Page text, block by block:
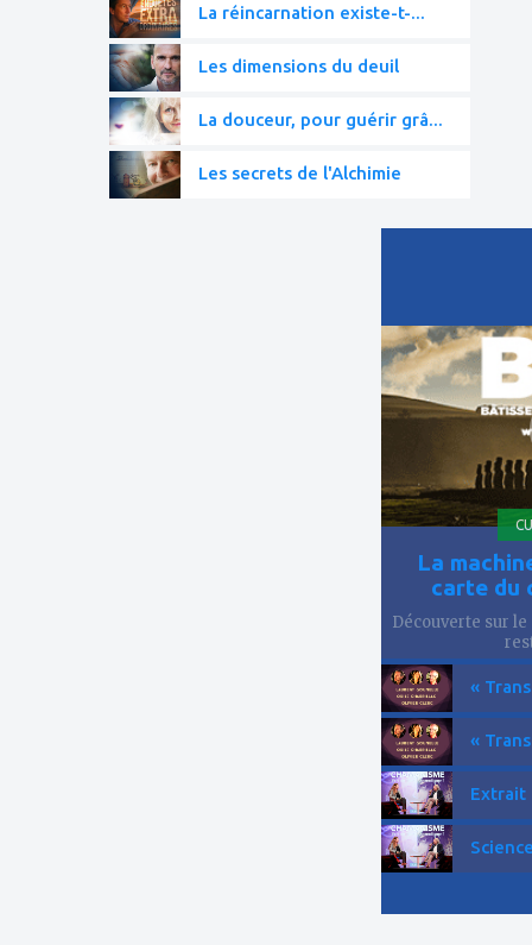
La réincarnation existe-t-...
Les dimensions du deuil
La douceur, pour guérir grâ...
Les secrets de l'Alchimie
à
mes
favoris
La
carte du
Découverte sur
«
«
Extrait